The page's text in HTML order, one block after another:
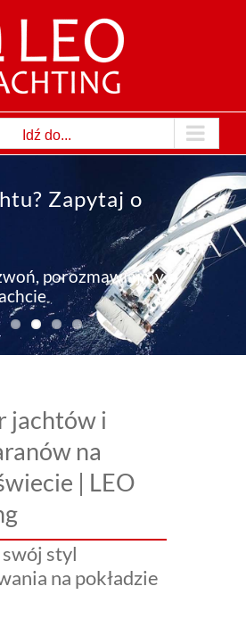
Idź do...
Zapytaj o
porozmawiajmy o
jachtów i
na
| LEO
styl
na pokładzie